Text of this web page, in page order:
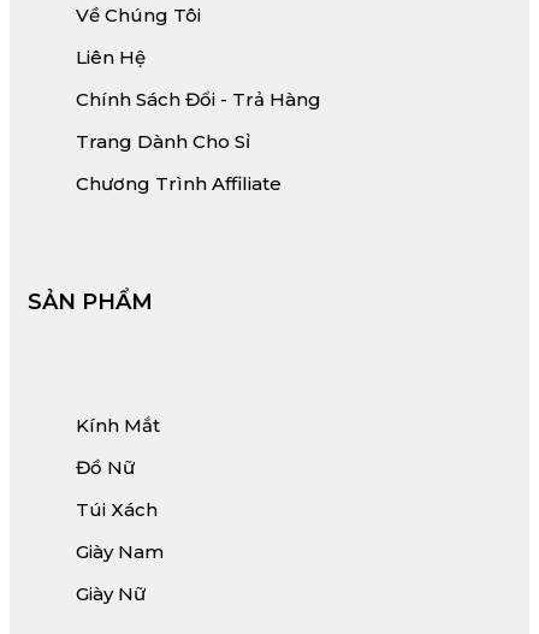
Về Chúng Tôi
Liên Hệ
Chính Sách Đổi - Trả Hàng
Trang Dành Cho Sỉ
Chương Trình Affiliate
SẢN PHẨM
Kính Mắt
Đồ Nữ
Túi Xách
Giày Nam
Giày Nữ